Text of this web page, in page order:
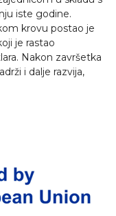
iste godine.
krovu postao je
je rastao
Nakon završetka
i dalje razvija,